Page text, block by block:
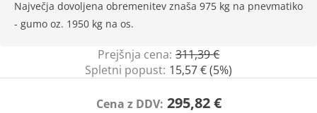
Največja dovoljena obremenitev znaša 975 kg na pnevmatiko
- gumo oz. 1950 kg na os.
Prejšnja cena: 311,39 €
Spletni popust: 15,57 € (5%)
Cena z DDV: 295,82 €